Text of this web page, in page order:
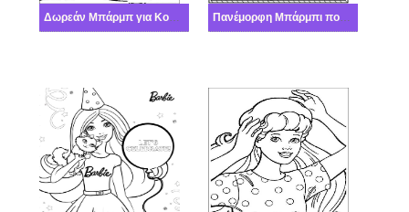
Δωρεάν Μπάρμπ για Κορίτσια Πανέμορφη Μπάρμπι πολύ καλά